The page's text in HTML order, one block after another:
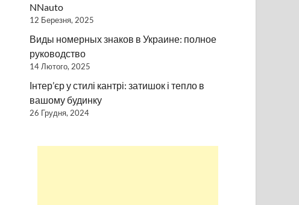
NNauto
12 Березня, 2025
Виды номерных знаков в Украине: полное
руководство
14 Лютого, 2025
Інтер’єр у стилі кантрі: затишок і тепло в
вашому будинку
26 Грудня, 2024